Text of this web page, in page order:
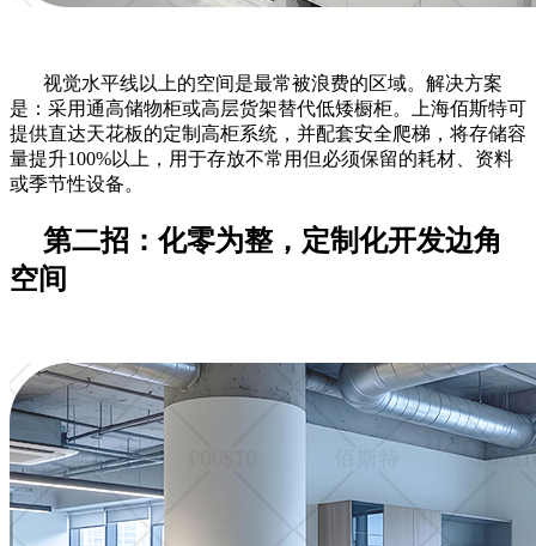
视觉水平线以上的空间是最常被浪费的区域。解决方案
是：采用通高储物柜或高层货架替代低矮橱柜。上海佰斯特可
提供直达天花板的定制高柜系统，并配套安全爬梯，将存储容
量提升100%以上，用于存放不常用但必须保留的耗材、资料
或季节性设备。
第二招：化零为整，定制化开发边角
空间